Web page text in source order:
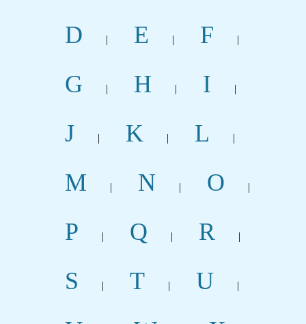
D | E | F |
G | H | I |
J | K | L |
M | N | O |
P | Q | R |
S | T | U |